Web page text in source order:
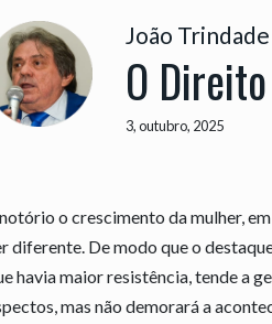
João Trindade
O
3, outubro, 2025
o crescimento da mulher,
diferente. De modo que o
havia maior resistência, tende a
mas não demorará a